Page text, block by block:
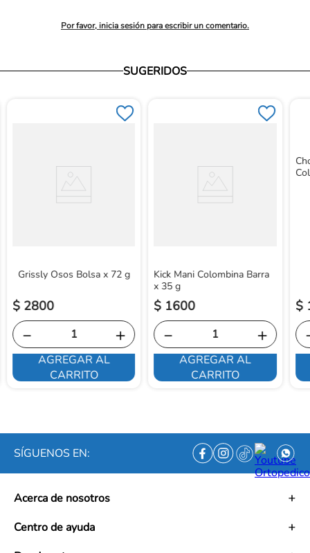
Por favor, inicia sesión para escribir un comentario.
SUGERIDOS
Grissly Osos Bolsa x 72 g
$ 2800
＋
－
AGREGAR AL
CARRITO
Kick Mani Colombina Barra
x 35 g
$ 1600
＋
－
AGREGAR AL
CARRITO
$
SÍGUENOS EN:
Acerca de nosotros
Misión
Centro de ayuda